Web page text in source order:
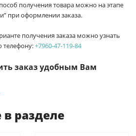
получения товара можно на этапе
при оформлении заказа.
получения заказа можно узнать
телефону:+7960-47-119-84
заказ удобным Вам
сайте ProffЭлектро. Данный вид
разделе